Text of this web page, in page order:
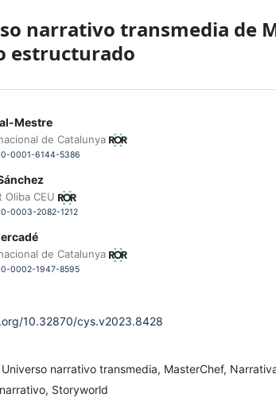
narrativo transmedia de
estructurado
Mestre
de Catalunya
0001-6144-5386
Oliba CEU
0003-2082-1212
de Catalunya
0002-1947-8595
10.32870/cys.v2023.8428
Universo narrativo transmedia, MasterChef,
Storyworld